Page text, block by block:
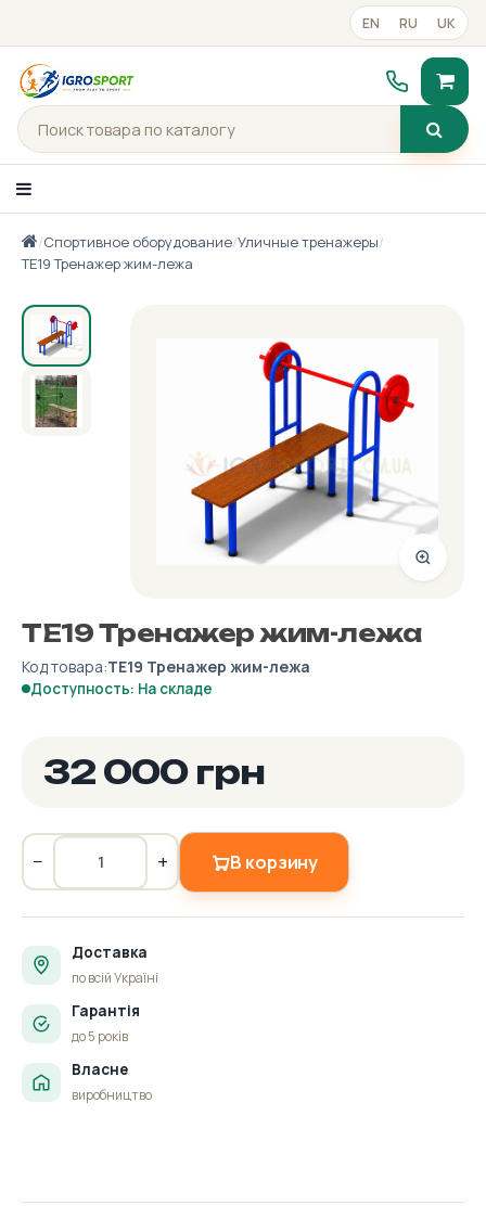
EN RU UK
Каталог товаров
Портфолио
Готові рішення
Прайс-лист
/Спортивное оборудование/Уличные тренажеры/
ТЕ19 Тренажер жим-лежа
ТЕ19 Тренажер жим-лежа
Код товара:ТЕ19 Тренажер жим-лежа
Доступность: На складе
32 000 грн
− + В корзину
Доставка
по всій Україні
Гарантія
до 5 років
Власне
виробництво